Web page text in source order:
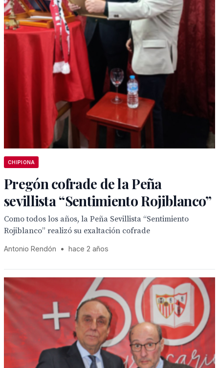
CHIPIONA
Pregón cofrade de la Peña
sevillista “Sentimiento Rojiblanco”
Como todos los años, la Peña Sevillista “Sentimiento
Rojiblanco” realizó su exaltación cofrade
Antonio Rendón • hace 2 años